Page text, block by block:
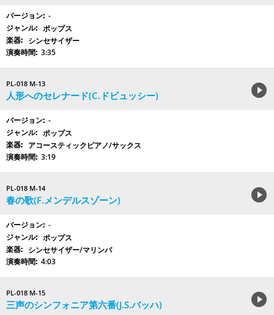
-
ポップス
シンセサイザー
3:35
PL-018 M-13
人形へのセレナード(C.ドビュッシー)
-
ポップス
アコースティックピアノ/サックス
3:19
PL-018 M-14
春の歌(F.メンデルスゾーン)
-
ポップス
シンセサイザー/マリンバ
4:03
PL-018 M-15
三声のシンフォニア第六番(J.S.バッハ)